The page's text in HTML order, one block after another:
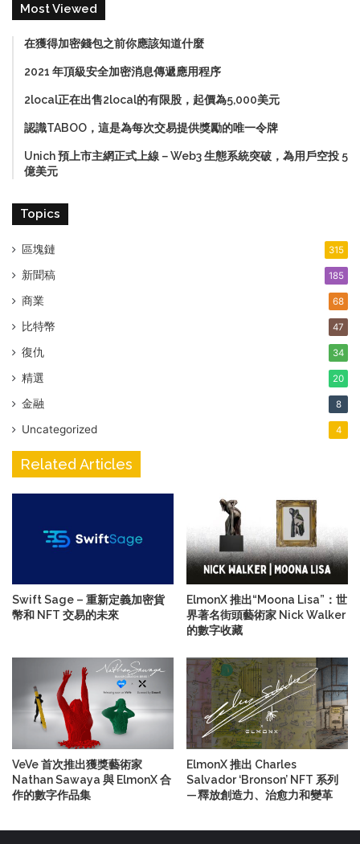
Most Viewed
在獲得加密錢包之前你應該知道什麼
2021 年頂級安全加密消息傳遞應用程序
2local正在出售2local的有限股，起價為5,000美元
認識TABOO，這是為每次交易提供獎勵的唯一令牌
Unich 預上市主網正式上線－Web3 生態系統突破，為用戶空投 5
億美元
Topics
區塊鏈 315
新聞稿 185
商業 68
比特幣 47
復仇 34
精選 20
金融 8
Uncategorized 4
Related Articles
Swift Sage – 重新定義加密貨
幣和 NFT 交易的未來
ElmonX 推出“Moona Lisa”：世
界著名街頭藝術家 Nick Walker
的數字收藏
VeVe 首次推出獲獎藝術家
Nathan Sawaya 與 ElmonX 合
作的數字作品集
ElmonX 推出 Charles
Salvador ‘Bronson’ NFT 系列
— 釋放創造力、治愈力和變革